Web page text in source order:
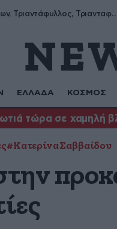
Μύρων, Τριαντάφυλλος, Τριανταφυλλιά, Φυλλιώ, Ρόζα
ΕΛΛΑΔΑ ΚΟΣΜΟΣ
τώρα σε χαμηλή
#Κατερίνα Σαββαίδου